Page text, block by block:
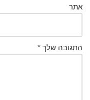
אתר
התגובה שלך *